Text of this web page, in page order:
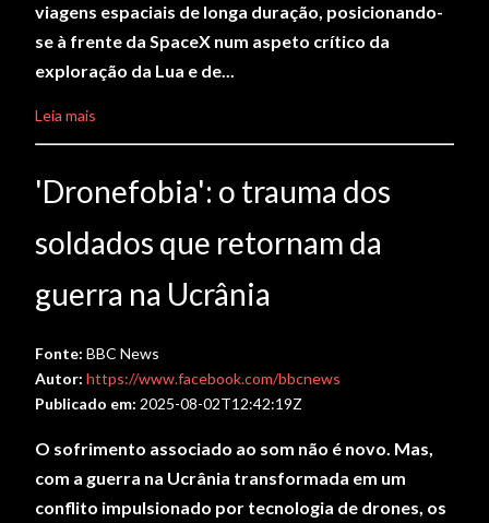
viagens espaciais de longa duração, posicionando-
se à frente da SpaceX num aspeto crítico da
exploração da Lua e de...
Leia mais
'Dronefobia': o trauma dos
soldados que retornam da
guerra na Ucrânia
Fonte: BBC News
Autor: https://www.facebook.com/bbcnews
Publicado em: 2025-08-02T12:42:19Z
O sofrimento associado ao som não é novo. Mas,
com a guerra na Ucrânia transformada em um
conflito impulsionado por tecnologia de drones, os